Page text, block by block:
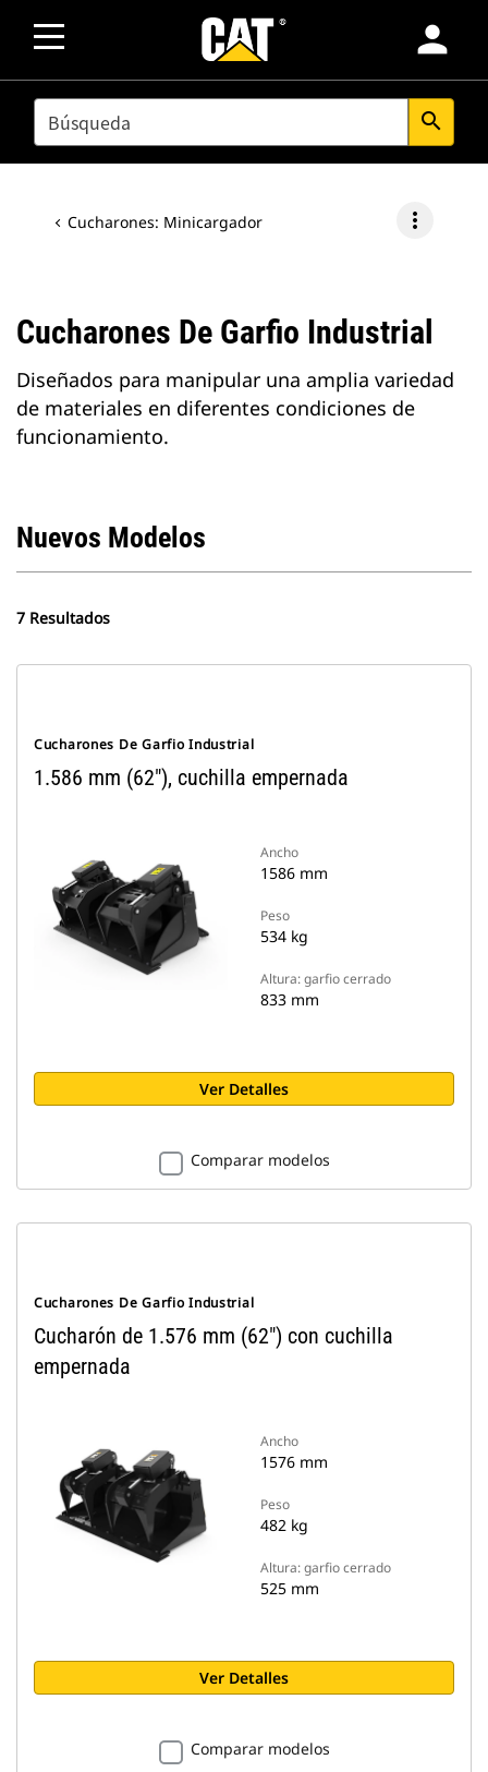
person
SEARCH search
Cucharones: Minicargador more_vert
Cucharones De Garfio Industrial
Diseñados para manipular una amplia variedad
de materiales en diferentes condiciones de
funcionamiento.
Nuevos Modelos
7 Resultados
Cucharones De Garfio Industrial
1.586 mm (62"), cuchilla empernada
Ancho
1586 mm
Peso
534 kg
Altura: garfio cerrado
833 mm
Ver Detalles
Comparar modelos
Cucharones De Garfio Industrial
Cucharón de 1.576 mm (62") con cuchilla
empernada
Ancho
1576 mm
Peso
482 kg
Altura: garfio cerrado
525 mm
Ver Detalles
Comparar modelos